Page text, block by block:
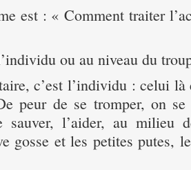
est : « Comment traiter
ou au niveau du
c’est l’individu : celui
peur de se tromper, on se
sauver, l’aider, au milieu
gosse et les petites putes,